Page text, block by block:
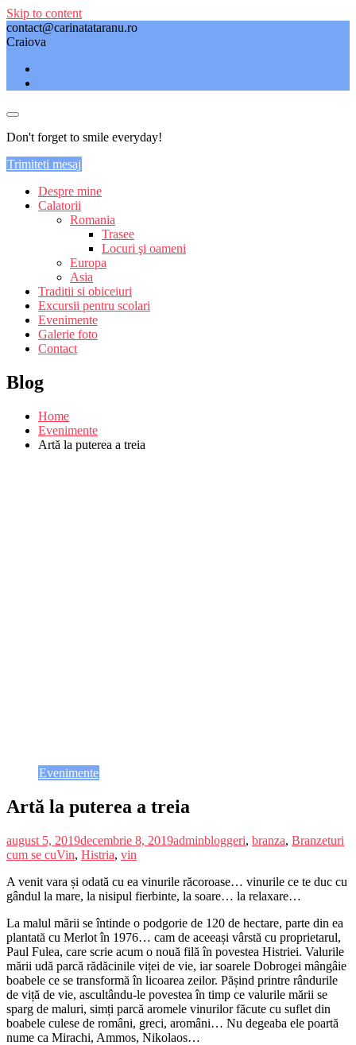
Skip to content
contact@carinatataranu.ro
Craiova
Don't forget to smile everyday!
Trimiteti mesaj
Despre mine
Calatorii
Romania
Trasee
Locuri şi oameni
Europa
Asia
Traditii si obiceiuri
Excursii pentru scolari
Evenimente
Galerie foto
Contact
Blog
Home
Evenimente
Artă la puterea a treia
Evenimente
Artă la puterea a treia
august 5, 2019decembrie 8, 2019adminbloggeri, branza, Branzeturi
cum se cuVin, Histria, vin
A venit vara și odată cu ea vinurile răcoroase… vinurile ce te duc cu
gândul la mare, la nisipul fierbinte, la soare… la relaxare…
La malul mării se întinde o podgorie de 120 de hectare, parte din ea
plantată cu Merlot în 1976… cam de aceeași vârstă cu proprietarul,
Paul Fulea, care scrie acum o nouă filă în povestea Histriei. Valurile
mării udă parcă rădăcinile viței de vie, iar soarele Dobrogei mângâie
boabele ce se transformă în licoarea zeilor. Pășind printre rândurile
de viță de vie, ascultându-le povestea în timp ce valurile mării se
sparg de maluri, simți parcă aromele vinurilor făcute cu suflet din
boabele culese de români, greci, aromâni… Nu degeaba ele poartă
nume ca Mirachi, Ammos, Nikolaos…